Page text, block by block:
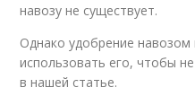
навозу не существует.
Однако удобрение навозом
использовать его, чтобы
в нашей статье.